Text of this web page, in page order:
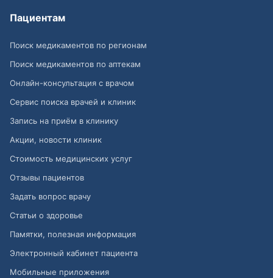
Пациентам
Поиск медикаментов по регионам
Поиск медикаментов по аптекам
Онлайн-консультация с врачом
Сервис поиска врачей и клиник
Запись на приём в клинику
Акции, новости клиник
Стоимость медицинских услуг
Отзывы пациентов
Задать вопрос врачу
Статьи о здоровье
Памятки, полезная информация
Электронный кабинет пациента
Мобильные приложения